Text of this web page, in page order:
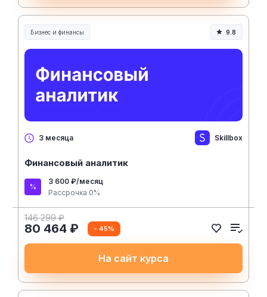
Бизнес и финансы 9.8
3 месяца Skillbox
Финансовый аналитик
3 600 ₽/месяц
Рассрочка 0%
146 299 ₽
80 464 ₽ - 45%
На сайт курса